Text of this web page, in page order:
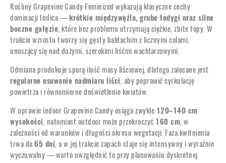
Rośliny Grapevine Candy Feminized wykazują klasyczne cechy
dominacji Indica —krótkie międzywęźla, grube łodygi oraz silne
boczne gałęzie, które bez problemu utrzymują ciężkie, zbite topy. W
trakcie wzrostu tworzy się gęsty baldachim z licznymi colami,
unoszący się nad dużymi, szerokimi liśćmi wachlarzowymi.
Odmiana produkuje sporą ilość masy liściowej, dlatego zalecane jest
regularne usuwanie nadmiaru liści, aby poprawić cyrkulację
powietrza i równomierne doświetlenie kwiatów.
W uprawie indoor Grapevine Candy osiąga zwykle 120–140 cm
wysokości, natomiast outdoor może przekroczyć 160 cm, w
zależności od warunków i długości okresu wegetacji. Faza kwitnienia
trwa do65 dni, a w jej trakcie zapach staje się intensywny i wyraźnie
wyczuwalny — warto uwzględnić to przy planowaniu dyskretnej